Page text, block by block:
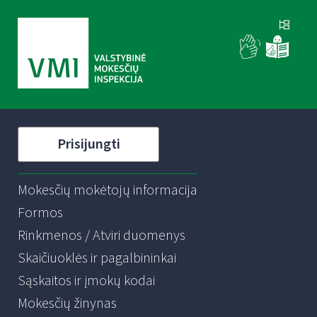
Prisijungti
Mokesčių mokėtojų informacija
Formos
Rinkmenos / Atviri duomenys
Skaičiuoklės ir pagalbininkai
Sąskaitos ir įmokų kodai
Mokesčių žinynas